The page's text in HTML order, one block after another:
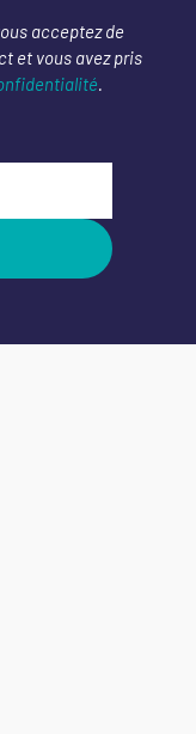
acceptez de
et vous avez pris
.